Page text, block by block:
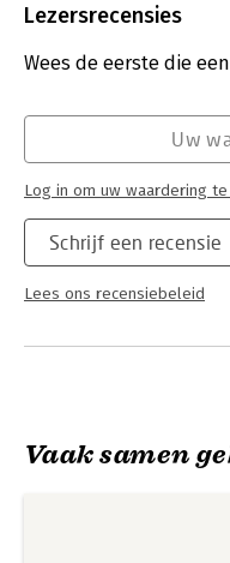
Uitgever:
Verschijningsdatum:
2-2-
Lezersrecensies
Wees de eerste die
Schrijf een recensie
Lees ons recensiebeleid
Uw
Log in om uw waardering
Vaak samen